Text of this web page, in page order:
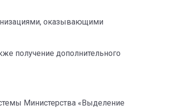
оказывающими
получение дополнительного
Министерства «Выделение